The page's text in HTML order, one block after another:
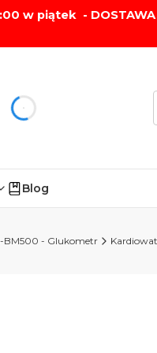
w piątek - 🚚
Blog
BM500 - Glukometr